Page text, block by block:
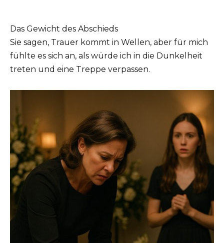
Das Gewicht des Abschieds
Sie sagen, Trauer kommt in Wellen, aber für mich
fühlte es sich an, als würde ich in die Dunkelheit
treten und eine Treppe verpassen.